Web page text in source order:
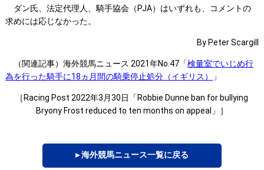
ダン氏、法定代理人、騎手協会（PJA）はいずれも、コメントの
求めには応じなかった。
By Peter Scargill
（関連記事）海外競馬ニュース 2021年No.47「検量室でいじめ行
為を行った騎手に18ヵ月間の騎乗停止処分（イギリス）
」
［Racing Post 2022年3月30日「Robbie Dunne ban for bullying
Bryony Frost reduced to ten months on appeal」］
▸ 海外競馬ニュース一覧に戻る